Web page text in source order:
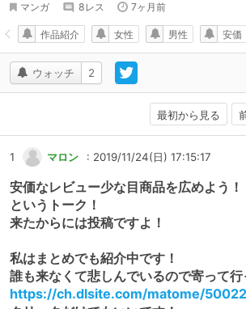
マンガ
8レス 7ヶ月前
ウォッチ 2
作品紹介 女性 男性 安価
最初から見る
1 マロン : 2019/11/24(日) 17:15:17
安価なレビュー少な目商品を広めよう！
というトーク！
来たからには投稿ですよ！
私はまとめでも紹介中です！
誰も来なくて悲しんでいるので寄って行
https://ch.dlsite.com/matome/50022